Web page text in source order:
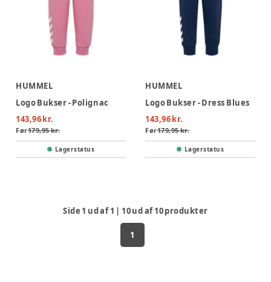
HUMMEL
Logo Bukser - Polignac
143,96 kr.
Før179,95 kr.
Lagerstatus
HUMMEL
Logo Bukser - Dress Blues
143,96 kr.
Før179,95 kr.
Lagerstatus
Side 1 ud af1 | 10ud af10produkter
1